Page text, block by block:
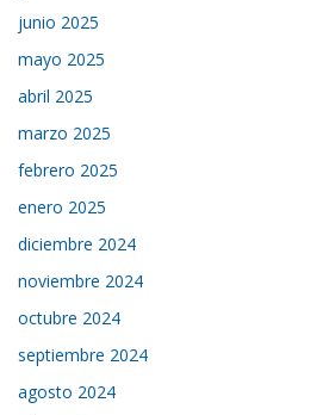
junio 2025
mayo 2025
abril 2025
marzo 2025
febrero 2025
enero 2025
diciembre 2024
noviembre 2024
octubre 2024
septiembre 2024
agosto 2024